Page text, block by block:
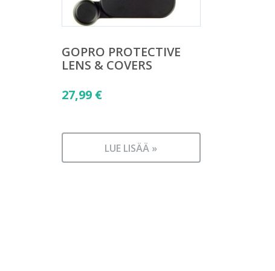
GOPRO PROTECTIVE
LENS & COVERS
27,99 €
LUE LISÄÄ »